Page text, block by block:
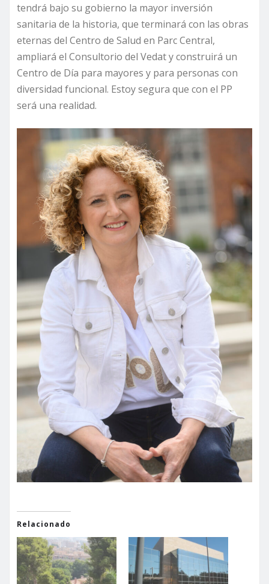
tendrá bajo su gobierno la mayor inversión
sanitaria de la historia, que terminará con las obras
eternas del Centro de Salud en Parc Central,
ampliará el Consultorio del Vedat y construirá un
Centro de Día para mayores y para personas con
diversidad funcional. Estoy segura que con el PP
será una realidad.
Relacionado